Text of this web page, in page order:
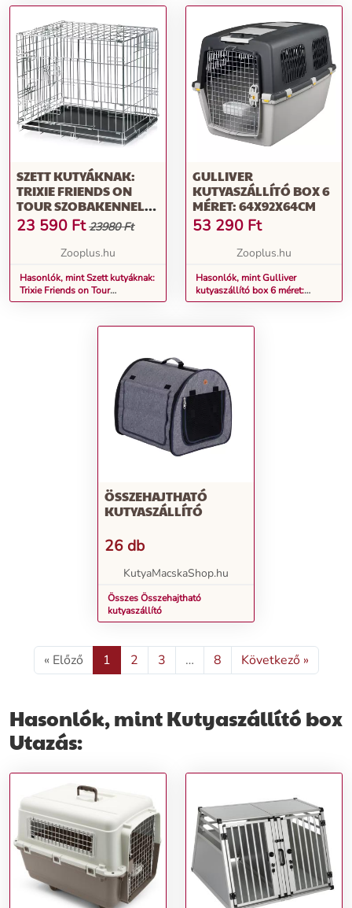
SZETT KUTYÁKNAK:
TRIXIE FRIENDS ON
TOUR SZOBAKENNEL
48X64X54CM+PÁRNA S
23 590 Ft 23980 Ft
Zooplus.hu
Hasonlók, mint Szett kutyáknak:
Trixie Friends on Tour
szobakennel
GULLIVER
KUTYASZÁLLÍTÓ BOX 6
MÉRET: 64X92X64CM
53 290 Ft
Zooplus.hu
Hasonlók, mint Gulliver
kutyaszállító box 6 méret:
64x92x64cm
ÖSSZEHAJTHATÓ
KUTYASZÁLLÍTÓ
26 db
KutyaMacskaShop.hu
Összes Összehajtható
kutyaszállító
« Előző 1 2 3 … 8 Következő »
Hasonlók, mint Kutyaszállító box
Utazás: